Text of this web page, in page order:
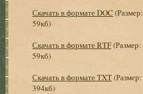
Скачать в формате DOC (Размер:
59кб)
Скачать в формате RTF(Размер:
59кб)
Скачать в формате TXT(Размер:
394кб)